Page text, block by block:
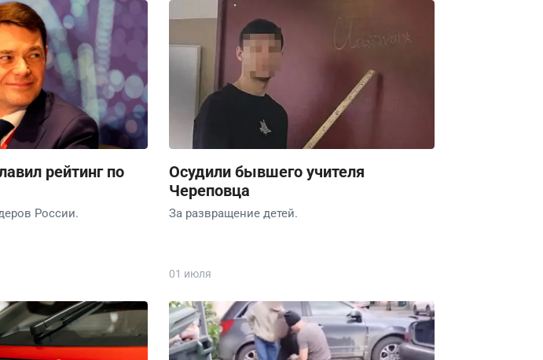
рейтинг по
России.
Осудили бывшего учителя
Череповца
За развращение детей.
01 июля